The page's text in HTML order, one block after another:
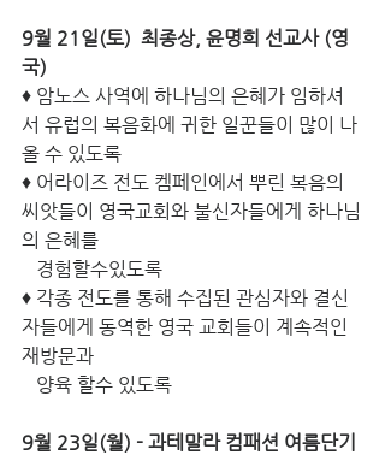
9월 21일(토) ­ 최종상, 윤명희 선교사 (영
국)
♦ 암노스 사역에 하나님의 은혜가 임하셔
서 유럽의 복음화에 귀한 일꾼들이 많이 나
올 수 있도록
♦ 어라이즈 전도 켐페인에서 뿌린 복음의
씨앗들이 영국교회와 불신자들에게 하나님
의 은혜를
   경험할수있도록
♦ 각종 전도를 통해 수집된 관심자와 결신
자들에게 동역한 영국 교회들이 계속적인
재방문과
   양육 할수 있도록
9월 23일(월) - 과테말라 컴패션 여름단기